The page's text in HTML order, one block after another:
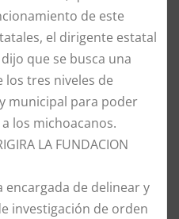
de este
el dirigente estatal
que se busca una
tres niveles de
municipal para poder
los michoacanos.
LA FUNDACION
encargada de delinear y
investigación de orden